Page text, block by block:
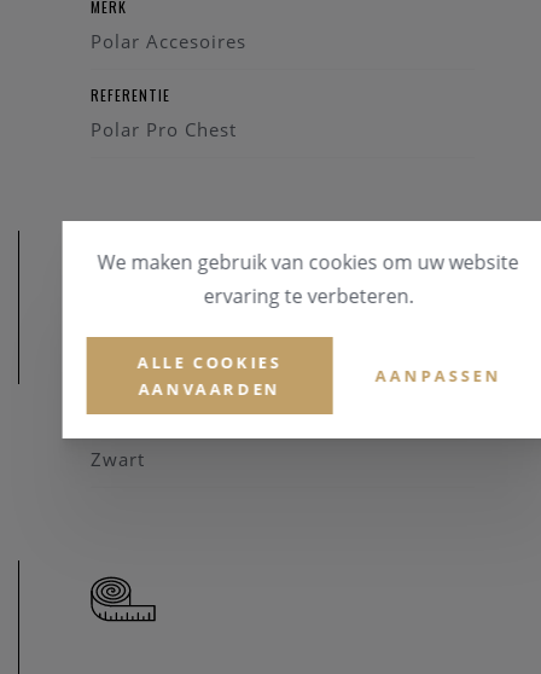
MERK
Polar Accesoires
REFERENTIE
Polar Pro Chest
MATERIAAL
Zwart
We maken gebruik van cookies om uw website
ervaring te verbeteren.
ALLE COOKIES
AANVAARDEN
AANPASSEN